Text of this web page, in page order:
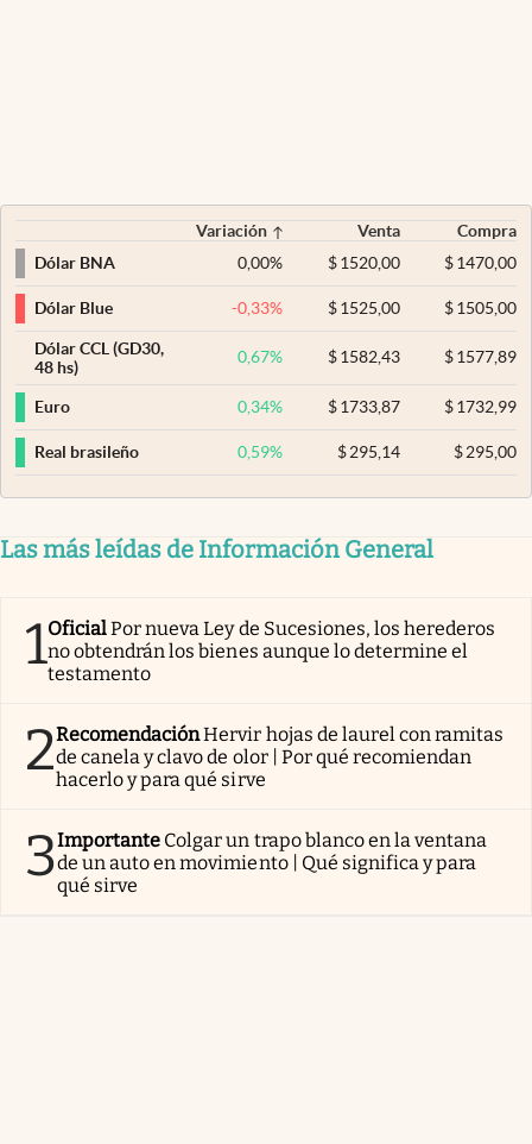
Variación Venta
Compra
Dólar BNA
0,00% $ 1520,00 $1470,00
Dólar Blue -0,33% $ 1525,00 $1505,00
Dólar CCL (GD30,
48 hs)
0,67% $ 1582,43 $1577,89
Euro 0,34% $ 1733,87 $1732,99
Real brasileño 0,59% $ 295,14 $295,00
Las más leídas de Información General
1OficialPor nueva Ley de Sucesiones, los herederos
no obtendrán los bienes aunque lo determine el
testamento
2RecomendaciónHervir hojas de laurel con ramitas
de canela y clavo de olor | Por qué recomiendan
hacerlo y para qué sirve
3Importante Colgar un trapo blanco en la ventana
de un auto en movimiento | Qué significa y para
qué sirve